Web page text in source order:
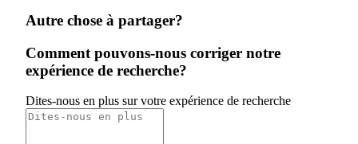
Autre chose à partager?
Comment pouvons-nous corriger notre
expérience de recherche?
Dites-nous en plus sur votre expérience de recherche